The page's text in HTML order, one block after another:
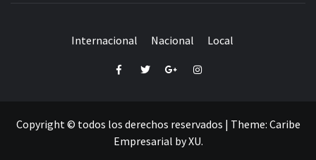
Internacional Nacional Local
FacebookTwitterGoogle+Instagram
Copyright © todos los derechos reservados | Theme: Caribe
Empresarial byXU.